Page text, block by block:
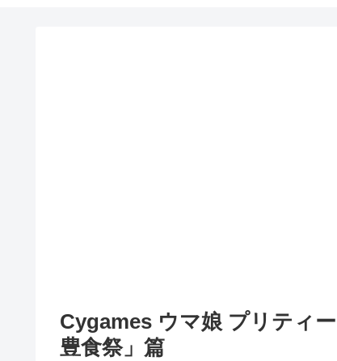
Cygames ウマ娘 プリティ
豊食祭」篇